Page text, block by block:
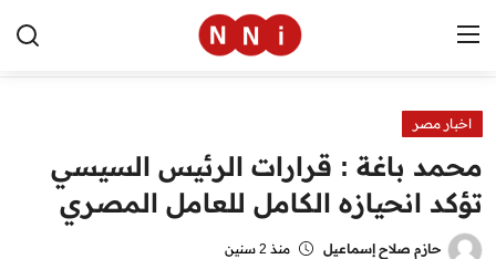
الرئيسية
اخبار مصر
العالم
اخبار مصر
محمد باغة : قرارات الرئيس السيسي
تؤكد انحيازه الكامل للعامل المصري
حازم صلاح إسماعيل منذ 2 سنين